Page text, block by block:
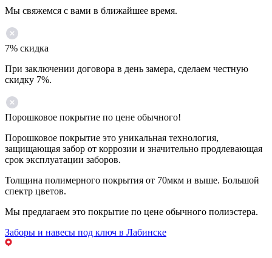
Мы свяжемся с вами в ближайшее время.
7% скидка
При заключении договора в день замера, сделаем честную
скидку 7%.
Порошковое покрытие по цене обычного!
Порошковое покрытие это уникальная технология,
защищающая забор от коррозии и значительно продлевающая
срок эксплуатации заборов.
Толщина полимерного покрытия от 70мкм и выше. Большой
спектр цветов.
Мы предлагаем это покрытие по цене обычного полиэстера.
Заборы и навесы под ключ в Лабинске